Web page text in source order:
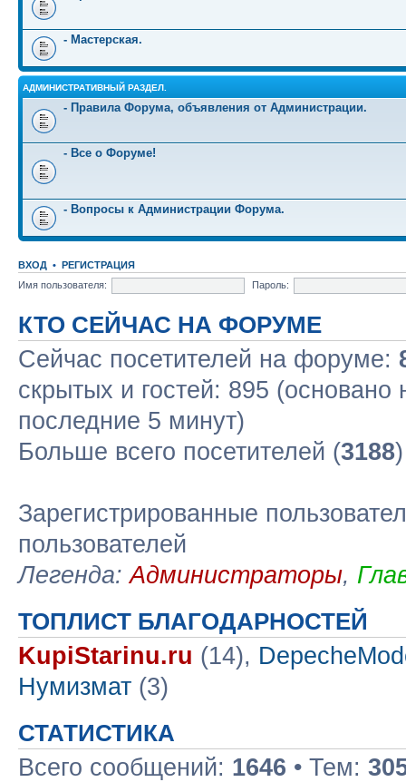
- Мастерская.
АДМИНИСТРАТИВНЫЙ РАЗДЕЛ.
- Правила Форума, объявления от Администрации.
- Все о Форуме!
- Вопросы к Администрации Форума.
ВХОД • РЕГИСТРАЦИЯ
Имя пользователя:
Пароль:
КТО СЕЙЧАС НА ФОРУМЕ
Сейчас посетителей на форуме:
скрытых и гостей: 895 (основано
последние 5 минут)
Больше всего посетителей (3188
Зарегистрированные
пользователей
Легенда:Администраторы,
ТОПЛИСТ БЛАГОДАРНОСТЕЙ
KupiStarinu.ru (14),
Нумизмат (3)
СТАТИСТИКА
Всего сообщений: 1646 • Тем: